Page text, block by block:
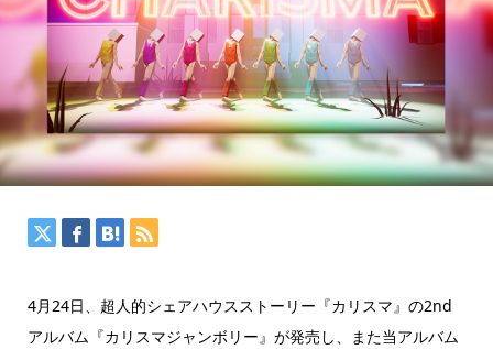
4月24日、超人的シェアハウスストーリー『カリスマ』の2nd
アルバム『カリスマジャンボリー』が発売し、また当アルバム